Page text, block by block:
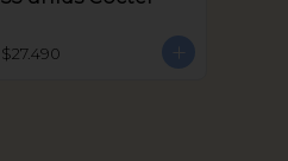
$27.490